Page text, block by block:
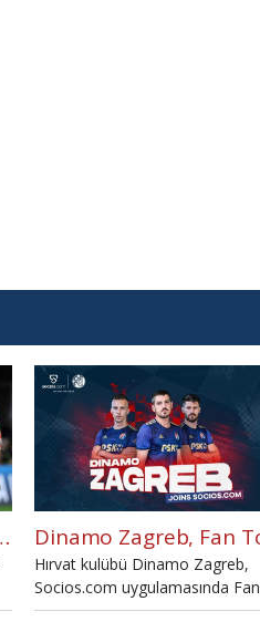
bonservis bedeli
Hırvat kulübü Dinamo Zagreb,
Socios.com uygulamasında Fan
Token başlatacaklarını açıkladı.